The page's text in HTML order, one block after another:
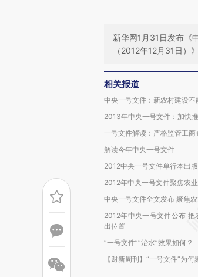
新华网1月31日发布《
（2012年12月31日）
相关报道
中央一号文件：新农村建设不
2013年中央一号文件：加快
一号文件解读：严格监管工商
解读今年中央一号文件
2012中央一号文件单行本出版
2012年中央一号文件聚焦农
中央一号文件全文发布 聚焦
2012年中央一号文件公布 把
出位置
“一号文件”“治水”效果如何？
【财新周刊】“一号文件”为何